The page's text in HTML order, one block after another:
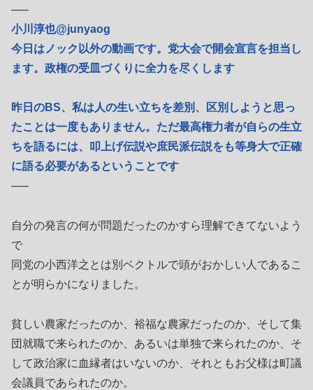
—–
小川淳也@junyaog
今日はノック以外の動画です。党大会で開会宣言を担当し
ます。政権の受皿づくりに全力を尽くします
昨日のBS、私は人の生い立ちを差別、区別しようと思っ
たことは一度もありません。ただ最高権力者が自らの生立
ちを語るには、叩上げ伝説や庶民派伝説をも等身大で正確
に語る必要があるということです
—–
自分の発言の何が問題だったのかすら理解できてないよう
で
同党の小西洋之とは別ベクトルで頭がおかしい人であるこ
とが明らかになりました。
貧しい農家だったのか、裕福な農家だったのか、そして集
団就職で来られたのか、あるいは単独で来られたのか、そ
して政治家に血縁者はいないのか、それともお父様は町議
会議員であられたのか。